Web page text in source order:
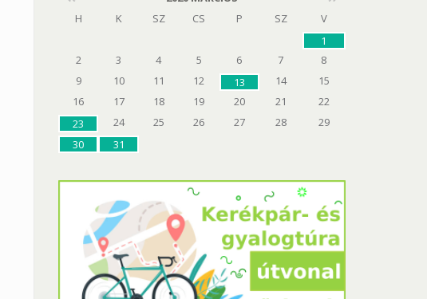
H K SZ CS P SZ
V
1
2
3 4 5 6 7
8
9
10 11 12 13 14
15
16
17 18 19 20 21
22
23
24 25 26 27 28
29
30
31